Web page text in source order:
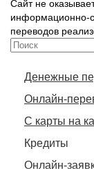
Сайт не
информационно-
переводов
Денежные
Онлайн-
С карты на
Кредиты
Онлайн-